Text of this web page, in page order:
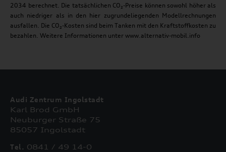
2034 berechnet. Die tatsächlichen CO₂-Preise können sowohl höher als
auch niedriger als in den hier zugrundeliegenden Modellrechnungen
ausfallen. Die CO₂-Kosten sind beim Tanken mit den Kraftstoffkosten zu
bezahlen. Weitere Informationen unter www.alternativ-mobil.info
Audi Zentrum Ingolstadt
Karl Brod GmbH
Neuburger Straße 75
85057 Ingolstadt
Tel. 0841 / 49 14-0